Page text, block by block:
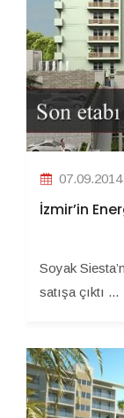
İzmir’in
Soyak
satışa çıktı ...